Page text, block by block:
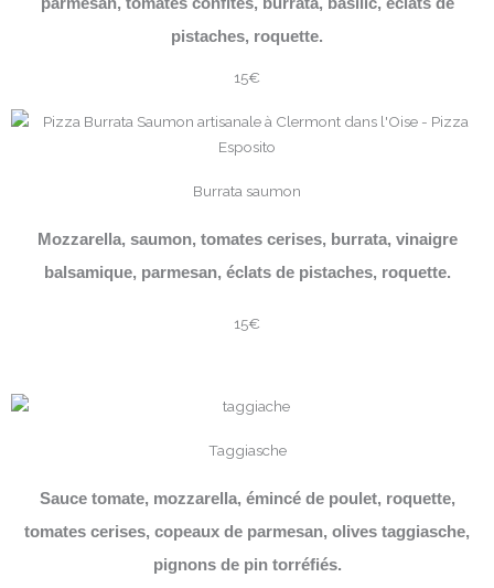
pistaches, roquette.
15€
Burrata saumon
Mozzarella, saumon, tomates cerises, burrata, vinaigre
balsamique, parmesan, éclats de pistaches, roquette.
15€
Taggiasche
Sauce tomate, mozzarella, émincé de poulet, roquette,
tomates cerises, copeaux de parmesan, olives taggiasche,
pignons de pin torréfiés.